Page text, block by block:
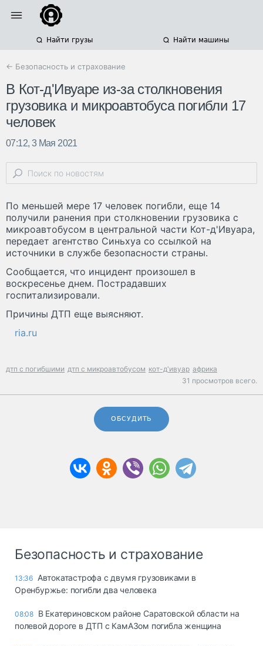
Найти грузы Найти машины
← Безопасность и страхование
В Кот-д'Ивуаре из-за столкновения
грузовика и микроавтобуса погибли 17
человек
07:12, 3 Мая 2021
По меньшей мере 17 человек погибли, еще 14
получили ранения при столкновении грузовика с
микроавтобусом в центральной части Кот-д'Ивуара,
передает агентство Синьхуа со ссылкой на
источники в службе безопасности страны.
Сообщается, что инцидент произошел в
воскресенье днем. Пострадавших
госпитализировали.
Причины ДТП еще выясняют.
ria.ru
дтп с погибшими дтп с микроавтобусом кот-д'ивуар африка
31 просмотров всего.
ОБСУДИТЬ
Безопасность и страхование
13:36 Автокатастрофа с двумя грузовиками в
Оренбуржье: погибли два человека
08:08 В Екатериновском районе Саратовской области на
полевой дороге в ДТП с КамАЗом погибла женщина